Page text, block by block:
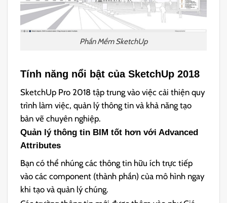
Phần Mềm SketchUp
Tính năng nổi bật của SketchUp 2018
SketchUp Pro 2018 tập trung vào việc cải thiện quy
trình làm việc, quản lý thông tin và khả năng tạo
bản vẽ chuyên nghiệp.
Quản lý thông tin BIM tốt hơn với Advanced
Attributes
Bạn có thể nhúng các thông tin hữu ích trực tiếp
vào các component (thành phần) của mô hình ngay
khi tạo và quản lý chúng.